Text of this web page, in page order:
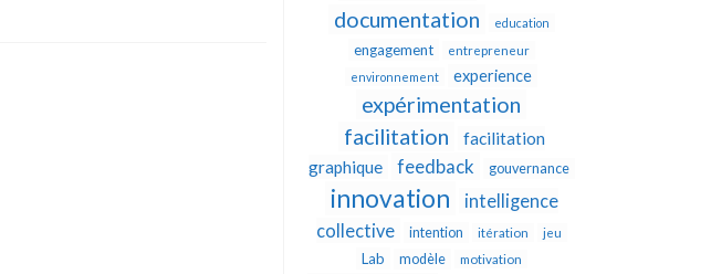
documentation education
engagement
entrepreneur
environnement
experience
expérimentation
facilitation
facilitation
graphique
feedback gouvernance
innovation
intelligence
collective
intention itération jeu
Lab modèle motivation